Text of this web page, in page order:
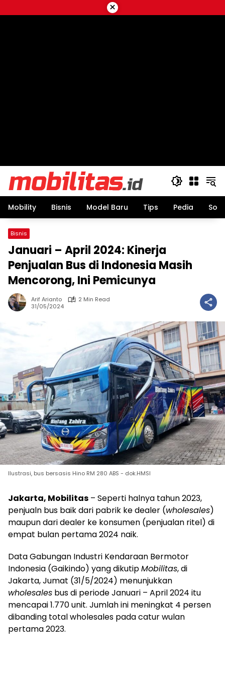
to
×
Mobility Bisnis Model Baru Tips Pedia
Bisnis
Januari – April 2024: Kinerja
Penjualan Bus di Indonesia Masih
Mencorong, Ini Pemicunya
Arif Arianto
2 Min Read
31/05/2024
Ilustrasi, bus bersasis Hino RM 280 ABS - dok.HMSI
Jakarta, Mobilitas – Seperti halnya tahun 2023,
penjualn bus baik dari pabrik ke dealer (wholesales)
maupun dari dealer ke konsumen (penjualan ritel) di
empat bulan pertama 2024 naik.
Data Gabungan Industri Kendaraan Bermotor
Indonesia (Gaikindo) yang dikutipMobilitas, di
Jakarta, Jumat (31/5/2024) menunjukkan
wholesales bus di periode Januari – April 2024 itu
mencapai 1.770 unit. Jumlah ini meningkat 4 persen
dibanding total wholesales pada catur wulan
pertama 2023.